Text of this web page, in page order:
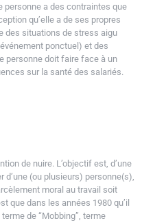
personne a des contraintes que
qu’elle a de ses propres
des situations de stress aigu
ponctuel) et des
personne doit faire face à un
sur la santé des salariés.
de nuire. L’objectif est, d’une
d’une (ou plusieurs) personne(s),
moral au travail soit
que dans les années 1980 qu’il
de “Mobbing”, terme